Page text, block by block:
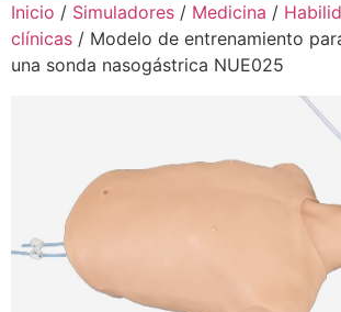
Inicio / Simuladores / Medicina /
clínicas / Modelo de entrenamiento
una sonda nasogástrica NUE025